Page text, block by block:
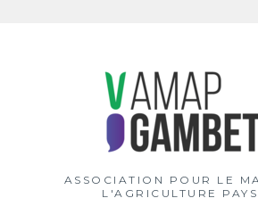
ASSOCIATION POUR LE
L'AGRICULTURE